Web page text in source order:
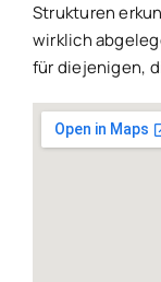
Strukturen
wirklich
für diejenigen,